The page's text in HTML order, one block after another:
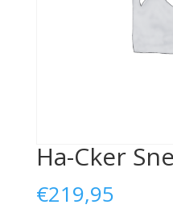
Ha-Cker
€219,95